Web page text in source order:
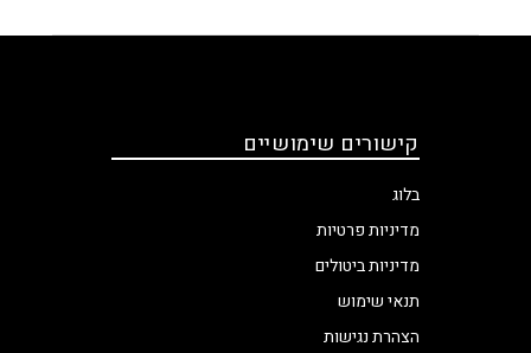
קישורים שימושיים
בלוג
מדיניות פרטיות
מדיניות ביטולים
תנאי שימוש
הצהרת נגישות